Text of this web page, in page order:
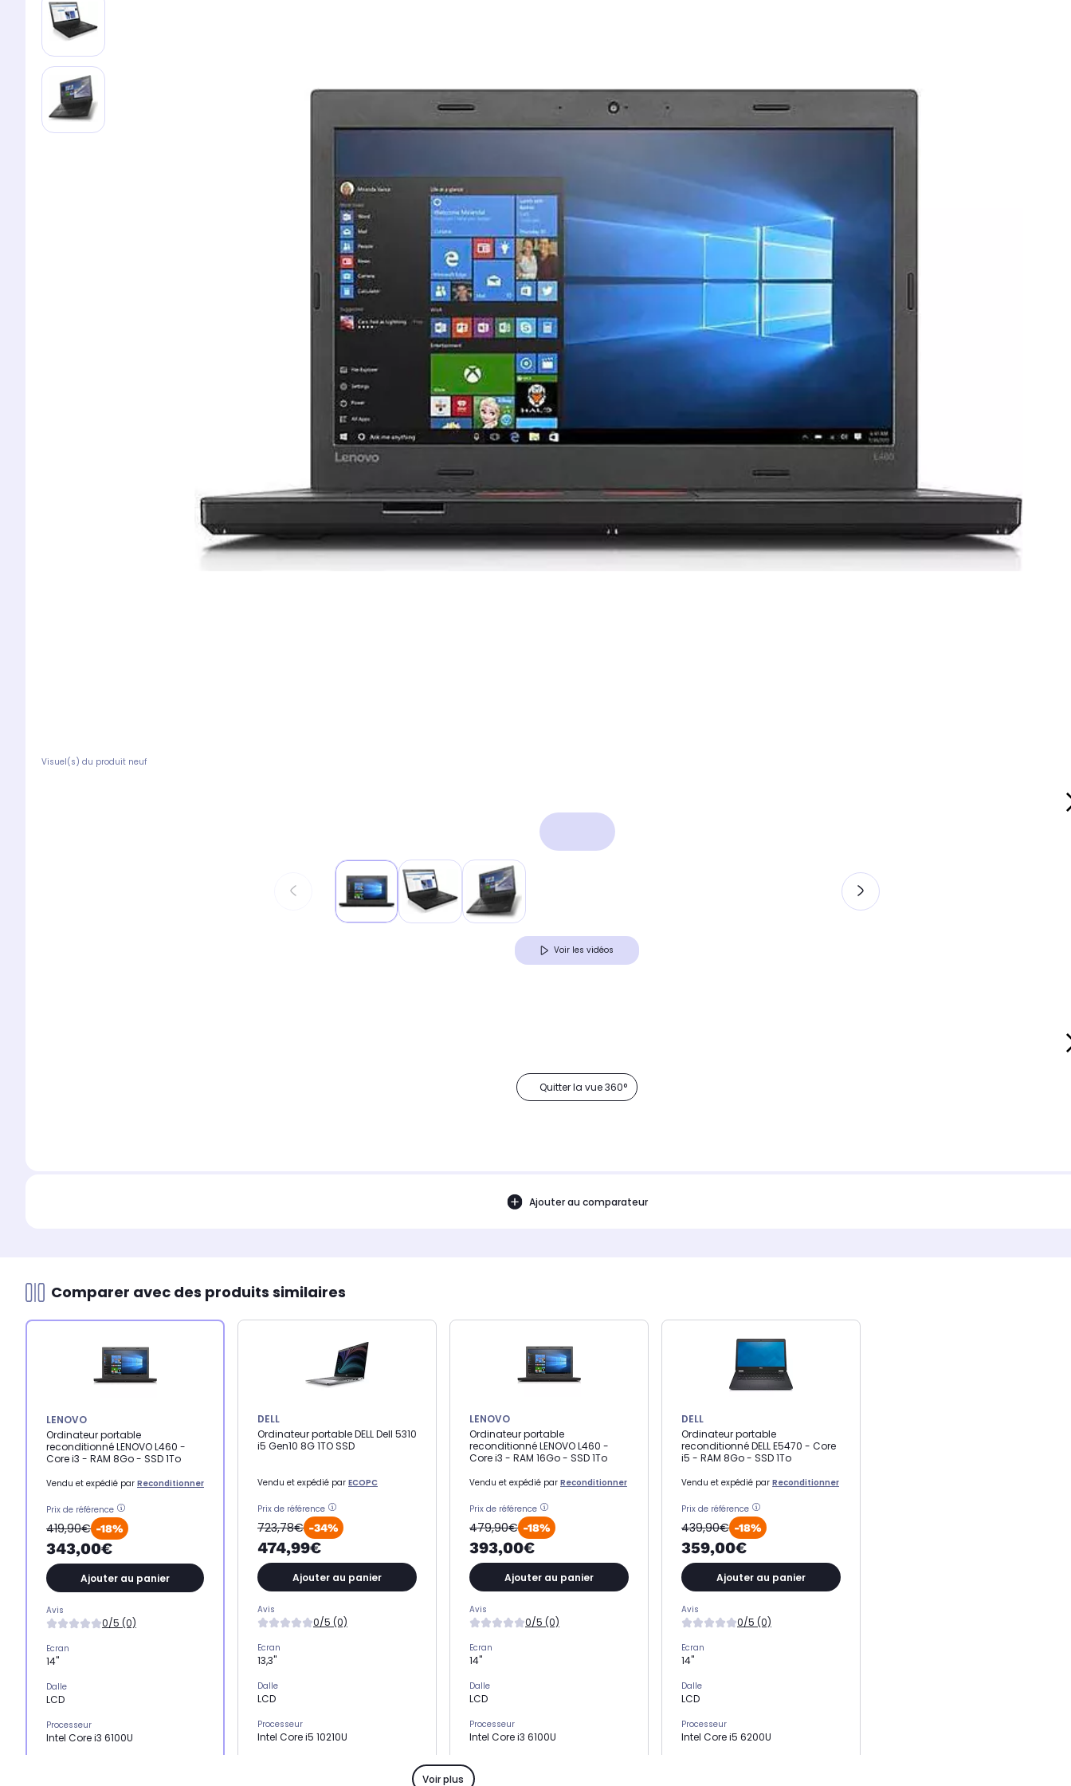
Visuel(s) du produit neuf
Voir les vidéos
Quitter la vue 360°
Ajouter au comparateur
Comparer avec des produits similaires
LENOVO
Ordinateur portable
reconditionné LENOVO L460 -
Core i3 - RAM 8Go - SSD 1To
Vendu et expédié par Reconditionner
Prix de référence
419,90€ -18%
343,00€
Ajouter au panier
Avis
0/5 (0)
Ecran
14"
Dalle
LCD
Processeur
Intel Core i3 6100U
DELL
Ordinateur portable DELL Dell 5310
i5 Gen10 8G 1TO SSD
Vendu et expédié par ECOPC
Prix de référence
723,78€ -34%
474,99€
Ajouter au panier
Avis
0/5 (0)
Ecran
13,3"
Dalle
LCD
Processeur
Intel Core i5 10210U
LENOVO
Ordinateur portable
reconditionné LENOVO L460 -
Core i3 - RAM 16Go - SSD 1To
Vendu et expédié par Reconditionner
Prix de référence
479,90€ -18%
393,00€
Ajouter au panier
Avis
0/5 (0)
Ecran
14"
Dalle
LCD
Processeur
Intel Core i3 6100U
SSD 1 To
DELL
Ordinateur portable
reconditionné DELL E5470 - Core
i5 - RAM 8Go - SSD 1To
Vendu et expédié par Reconditionner
Prix de référence
439,90€ -18%
359,00€
Ajouter au panier
Avis
0/5 (0)
Ecran
14"
Dalle
LCD
Processeur
Intel Core i5 6200U
Voir plus